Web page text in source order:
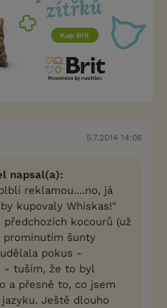
5.7.2014 14:06
napsal(a):
reklamou....no, já
kupovaly Whiskas!"
kocourů (už
šunty
pokus -
- tuším, že to byl
a přesně to, co jsem
Ještě dlouho